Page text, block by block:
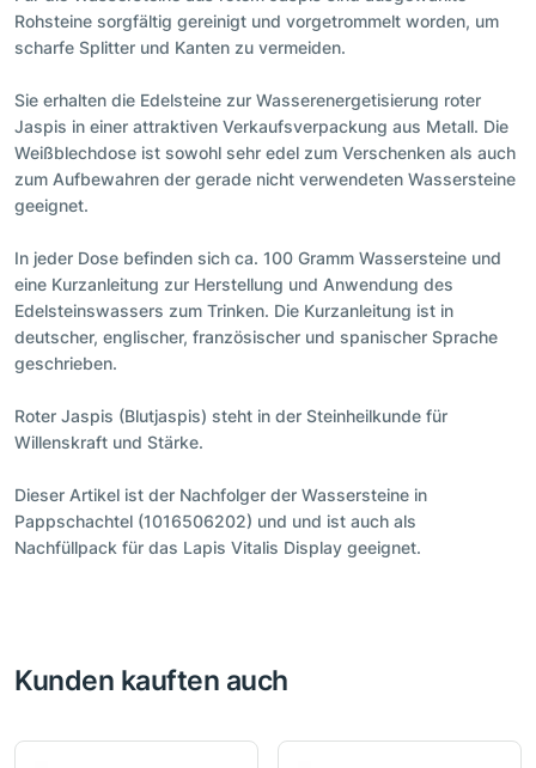
Rohsteine sorgfältig gereinigt und vorgetrommelt worden, um
scharfe Splitter und Kanten zu vermeiden.
Sie erhalten die Edelsteine zur Wasserenergetisierung roter
Jaspis in einer attraktiven Verkaufsverpackung aus Metall. Die
Weißblechdose ist sowohl sehr edel zum Verschenken als auch
zum Aufbewahren der gerade nicht verwendeten Wassersteine
geeignet.
In jeder Dose befinden sich ca. 100 Gramm Wassersteine und
eine Kurzanleitung zur Herstellung und Anwendung des
Edelsteinswassers zum Trinken. Die Kurzanleitung ist in
deutscher, englischer, französischer und spanischer Sprache
geschrieben.
Roter Jaspis (Blutjaspis) steht in der Steinheilkunde für
Willenskraft und Stärke.
Dieser Artikel ist der Nachfolger der Wassersteine in
Pappschachtel (1016506202) und und ist auch als
Nachfüllpack für das Lapis Vitalis Display geeignet.
Kunden kauften auch